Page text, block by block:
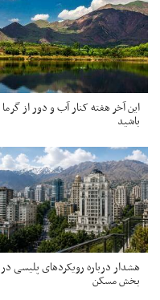
این آخر هفته کنار آب و دور از گرما
باشید
هشدار درباره رویکردهای پلیسی در
بخش مسکن